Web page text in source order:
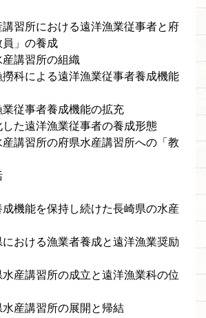
習所における遠洋漁業従事者と府
」の養成
講習所の組織
科による遠洋漁業従事者養成機能
従事者養成機能の拡充
た遠洋漁業従事者の養成形態
講習所の府県水産講習所への「教
機能を保持し続けた長崎県の水産
おける漁業者養成と遠洋漁業奨励
産講習所の成立と遠洋漁業科の位
産講習所の展開と帰結